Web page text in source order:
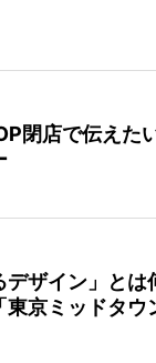
閉店で伝え
デザイン」と
東京ミッドタウ